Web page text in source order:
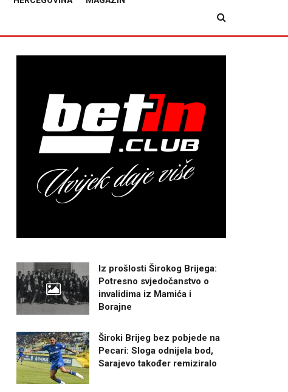
Iz prošlosti Širokog Brijega:
Potresno svjedočanstvo o
invalidima iz Mamića i
Borajne
Široki Brijeg bez pobjede na
Pecari: Sloga odnijela bod,
Sarajevo također remiziralo